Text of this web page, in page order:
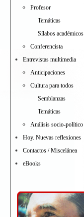
Profesor
Temáticas
Sílabos académicos
Conferencista
Entrevistas multimedia
Anticipaciones
Cultura para todos
Semblanzas
Temáticas
Análisis socio-político
Hoy. Nuevas reflexiones
Contactos / Miscelánea
eBooks